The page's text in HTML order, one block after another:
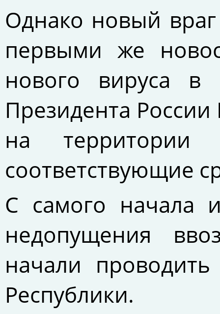
Однако новый
первыми же
нового вируса в
Президента
на
соответствующие
С самого начала
недопущения
начали
Республики.